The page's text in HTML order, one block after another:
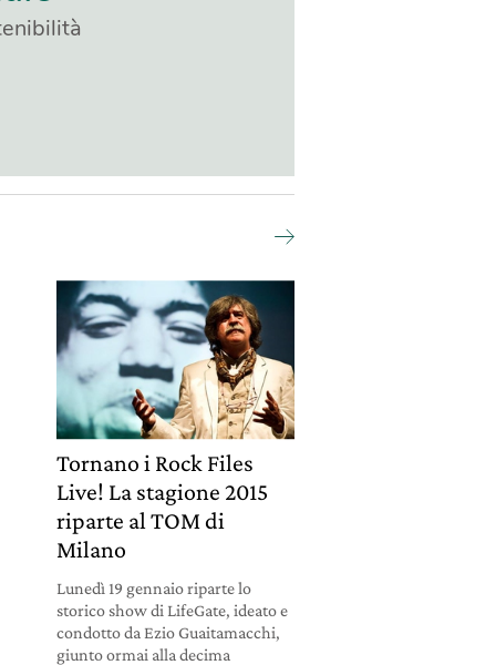
Tornano i Rock Files
Live! La stagione 2015
riparte al TOM di
Milano
Lunedì 19 gennaio riparte lo
storico show di LifeGate, ideato e
condotto da Ezio Guaitamacchi,
giunto ormai alla decima